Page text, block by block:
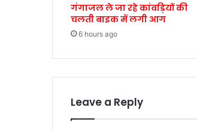
गंगाजल ले जा रहे कांवड़ियों की
चलती बाइक में लगी आग
6 hours ago
Leave a Reply